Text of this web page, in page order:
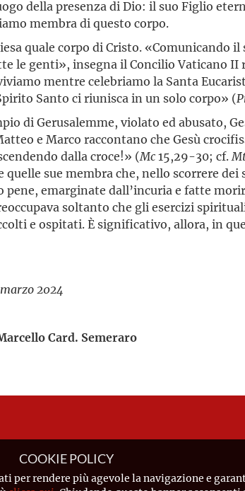
della presenza di Dio: il suo Figlio
membra di questo corpo.
quale corpo di Cristo. «Comunicando
le genti», insegna il Concilio Vaticano II
mentre celebriamo la Santa
Santo ci riunisca in un solo corpo» (
di Gerusalemme, violato ed abusato,
e Marco raccontano che Gesù
dalla croce!» (Mc15,29-30; cf.
sue membra che, nello scorrere
emarginate dall’incuria e fatte
soltanto che gli esercizi
e ospitati. È significativo, allora, in
2024
Card. Semeraro
COOKIE POLICY
rendere più agevole la navigazione e